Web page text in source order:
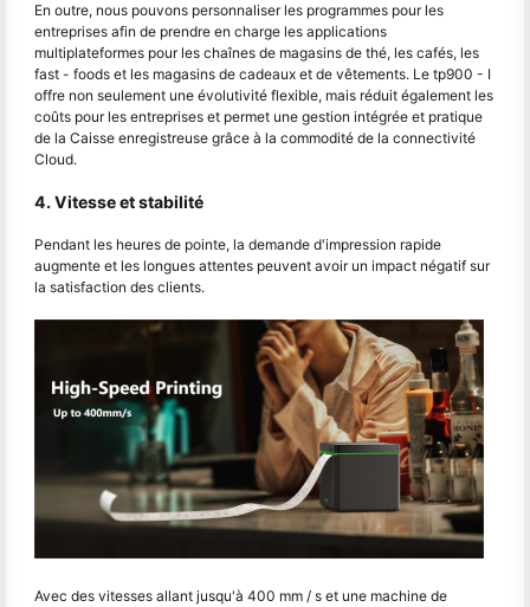
En outre, nous pouvons personnaliser les programmes pour les
entreprises afin de prendre en charge les applications
multiplateformes pour les chaînes de magasins de thé, les cafés, les
fast - foods et les magasins de cadeaux et de vêtements. Le tp900 - I
offre non seulement une évolutivité flexible, mais réduit également les
coûts pour les entreprises et permet une gestion intégrée et pratique
de la Caisse enregistreuse grâce à la commodité de la connectivité
Cloud.
4. Vitesse et stabilité
Pendant les heures de pointe, la demande d'impression rapide
augmente et les longues attentes peuvent avoir un impact négatif sur
la satisfaction des clients.
Avec des vitesses allant jusqu'à 400 mm / s et une machine de